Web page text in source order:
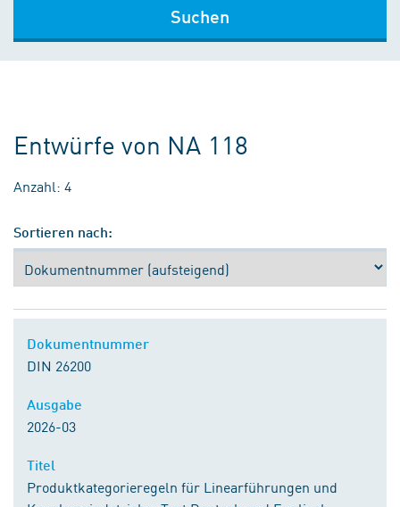
Suchen
Entwürfe von NA 118
Anzahl: 4
Sortieren nach:
DIN 26200
2026-03
Produktkategorieregeln für Linearführungen und